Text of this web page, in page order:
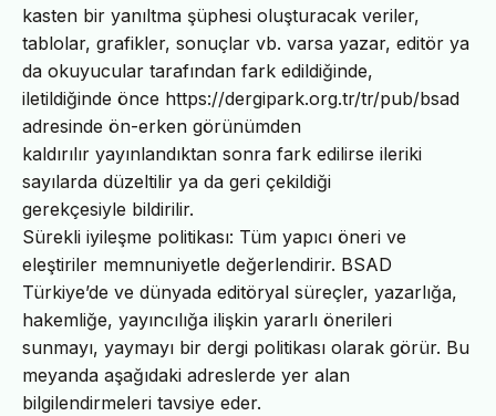
kasten bir yanıltma şüphesi oluşturacak veriler,
tablolar, grafikler, sonuçlar vb. varsa yazar, editör ya
da okuyucular tarafından fark edildiğinde,
iletildiğinde önce https://dergipark.org.tr/tr/pub/bsad
adresinde ön-erken görünümden
kaldırılır yayınlandıktan sonra fark edilirse ileriki
sayılarda düzeltilir ya da geri çekildiği
gerekçesiyle bildirilir.
Sürekli iyileşme politikası: Tüm yapıcı öneri ve
eleştiriler memnuniyetle değerlendirir. BSAD
Türkiye’de ve dünyada editöryal süreçler, yazarlığa,
hakemliğe, yayıncılığa ilişkin yararlı önerileri
sunmayı, yaymayı bir dergi politikası olarak görür. Bu
meyanda aşağıdaki adreslerde yer alan
bilgilendirmeleri tavsiye eder.